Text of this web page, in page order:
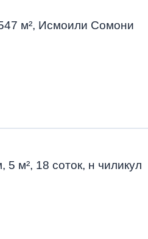
м², Исмоили Сомони
м², 18 соток, н чиликул